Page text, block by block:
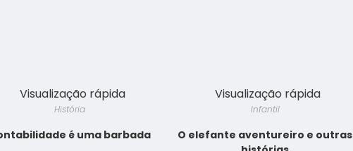
Visualização rápida
História
é uma barbada
Visualização rápida
Infantil
O elefante aventureiro e outras